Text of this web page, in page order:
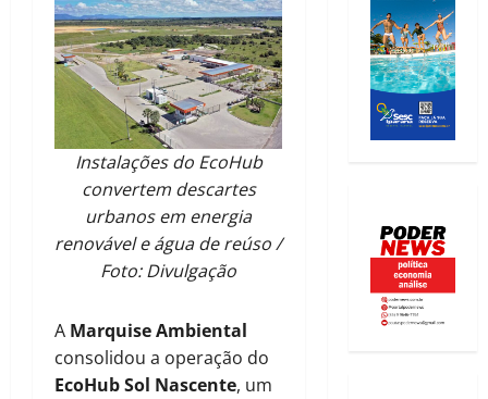
Instalações do EcoHub
convertem descartes
urbanos em energia
renovável e água de reúso /
Foto: Divulgação
A Marquise Ambiental
consolidou a operação do
EcoHub Sol Nascente, um